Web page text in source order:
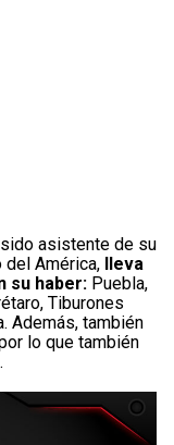
asistente de su
del América, lleva
su haber: Puebla,
Tiburones
Además, también
lo que también